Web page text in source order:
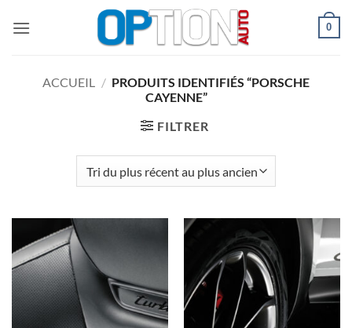
0
ACCUEIL / PRODUITS IDENTIFIÉS “PORSCHE
CAYENNE”
FILTRER